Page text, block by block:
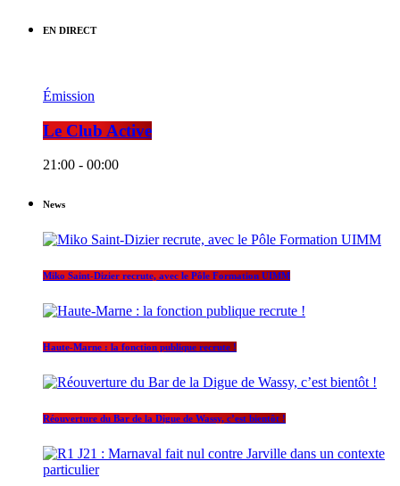
EN DIRECT
Émission
Le Club Active
21:00 - 00:00
News
Miko Saint-Dizier recrute, avec le Pôle Formation UIMM
Haute-Marne : la fonction publique recrute !
Réouverture du Bar de la Digue de Wassy, c’est bientôt !